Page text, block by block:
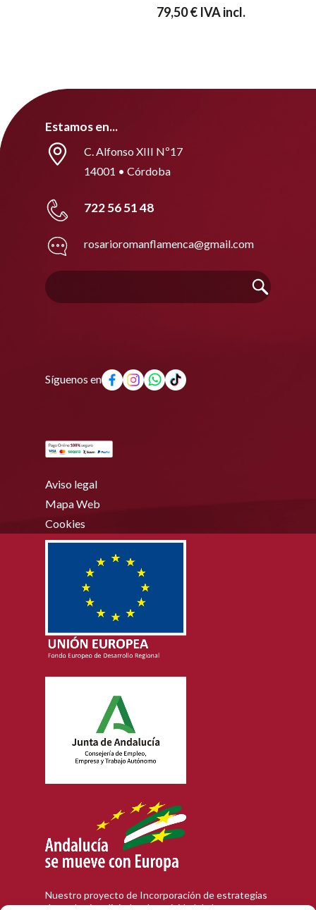
79,50€ IVA incl.
Estamos en...
C. Alfonso XIII Nº17
14001 • Córdoba
722 56 51 48
rosarioromanflamenca@gmail.com
Síguenos en
Aviso legal
Mapa Web
Cookies
Nuestro proyecto de Incorporación de estrategias
de marketing digital en la actividad de la empresa